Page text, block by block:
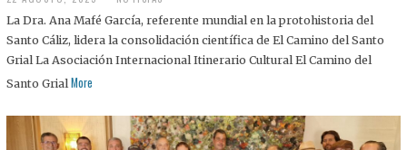
2
A
G
O
S
2
La Dra. Ana Mafé García, referente mundial en la protohistoria del
Santo Cáliz, lidera la consolidación científica de El Camino del Santo
Grial La Asociación Internacional Itinerario Cultural El Camino del
Santo Grial More